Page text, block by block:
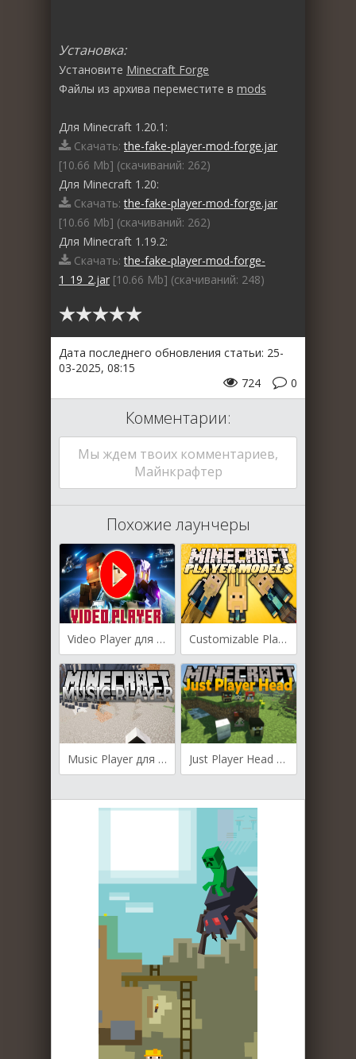
Установка:
Установите Minecraft Forge
Файлы из архива переместите в mods
Для Minecraft 1.20.1:
Скачать:the-fake-player-mod-forge.jar
[10.66 Mb] (cкачиваний: 262)
Для Minecraft 1.20:
Скачать:the-fake-player-mod-forge.jar
[10.66 Mb] (cкачиваний: 262)
Для Minecraft 1.19.2:
Скачать:the-fake-player-mod-forge-
1_19_2.jar [10.66 Mb] (cкачиваний: 248)
Дата последнего обновления статьи: 25-
03-2025, 08:15
0
724
Комментарии:
Мы ждем твоих комментариев,
Майнкрафтер
Похожие лаунчеры
Video Player для Майнкрафт [1.20.1, 1.20] Customizable Player Models для Майнкрафт [1.19.4, 1.19.3, 1.19.2]
Music Player для Майнкрафт [1.19.4, 1.19.3, 1.19.2] Just Player Head для Майнкрафт [1.16.1, 1.15.2, 1.14.4, 1.12.2]